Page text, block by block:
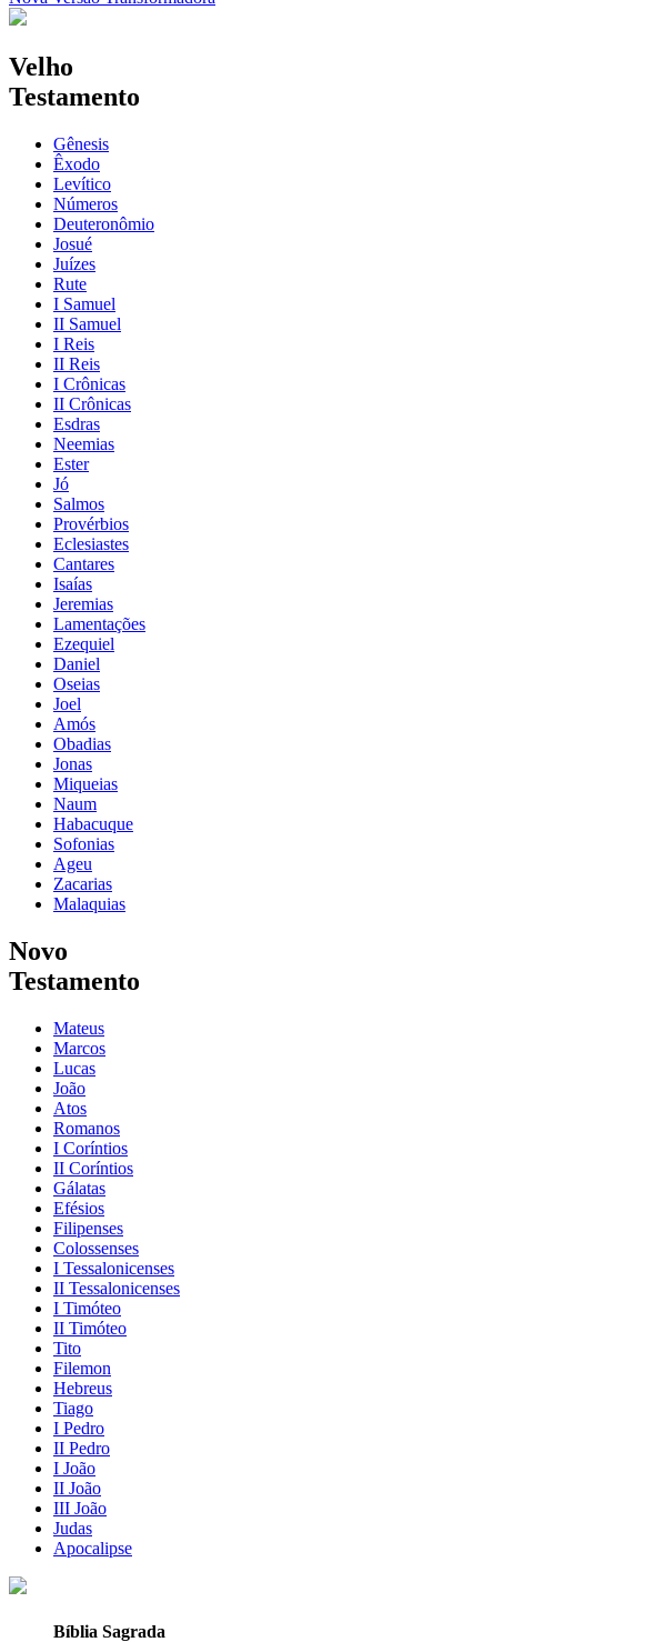
Velho
Testamento
Gênesis
Êxodo
Levítico
Números
Deuteronômio
Josué
Juízes
Rute
I Samuel
II Samuel
I Reis
II Reis
I Crônicas
II Crônicas
Esdras
Neemias
Ester
Jó
Salmos
Provérbios
Eclesiastes
Cantares
Isaías
Jeremias
Lamentações
Ezequiel
Daniel
Oseias
Joel
Amós
Obadias
Jonas
Miqueias
Naum
Habacuque
Sofonias
Ageu
Zacarias
Malaquias
Novo
Testamento
Mateus
Marcos
Lucas
João
Atos
Romanos
I Coríntios
II Coríntios
Gálatas
Efésios
Filipenses
Colossenses
I Tessalonicenses
II Tessalonicenses
I Timóteo
II Timóteo
Tito
Filemon
Hebreus
Tiago
I Pedro
II Pedro
I João
II João
III João
Judas
Apocalipse
Bíblia Sagrada